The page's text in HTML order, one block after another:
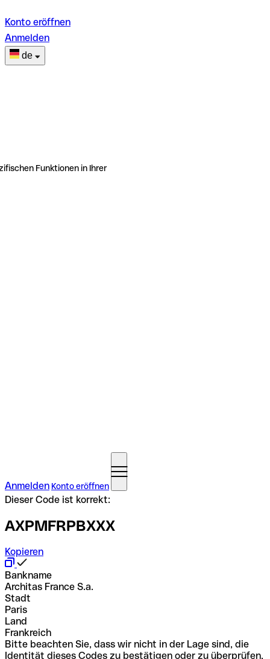
Konto eröffnen
Anmelden
de
Funktionen in Ihrer
Anmelden Konto eröffnen
Dieser Code ist korrekt:
AXPMFRPBXXX
Kopieren
Bankname
Architas France S.a.
Stadt
Paris
Land
Frankreich
Bitte beachten Sie, dass wir nicht in der Lage sind, die
Identität dieses Codes zu bestätigen oder zu überprüfen,